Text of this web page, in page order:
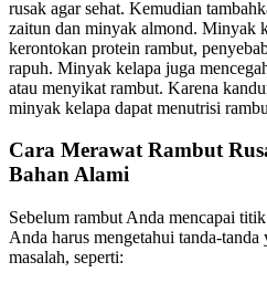
rusak agar sehat. Kemudian
zaitun dan minyak almond. Minyak
kerontokan protein rambut,
rapuh. Minyak kelapa juga
atau menyikat rambut. Karena
minyak kelapa dapat menutrisi
Cara Merawat Rambut
Bahan Alami
Sebelum rambut Anda mencapai
Anda harus mengetahui tanda-
masalah, seperti: